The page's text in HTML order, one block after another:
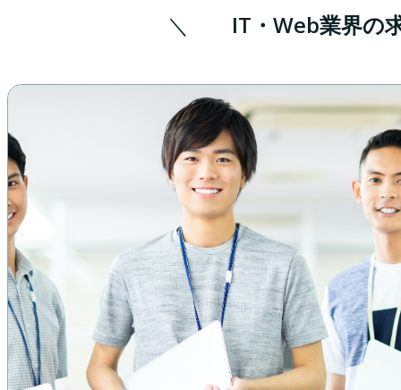
IT・Web業界の